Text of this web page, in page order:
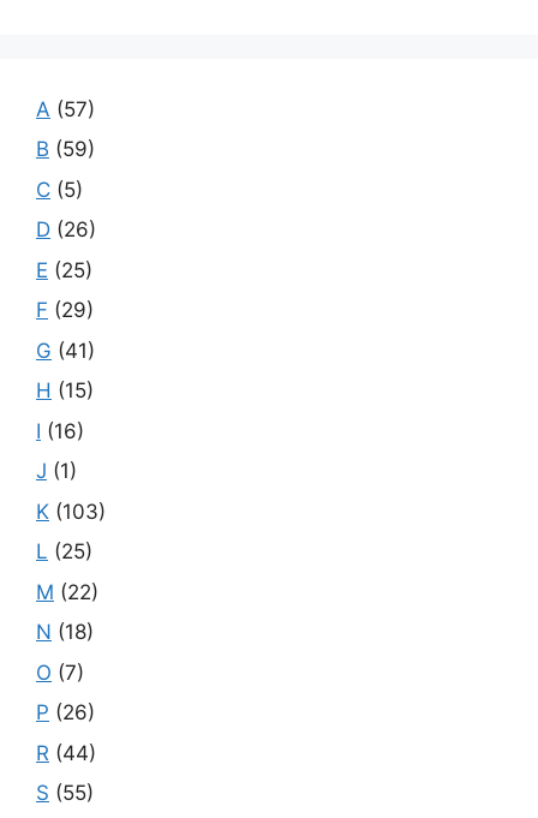
A (57)
B (59)
C (5)
D (26)
E (25)
F (29)
G (41)
H (15)
I (16)
J (1)
K (103)
L (25)
M (22)
N (18)
O (7)
P (26)
R (44)
S (55)